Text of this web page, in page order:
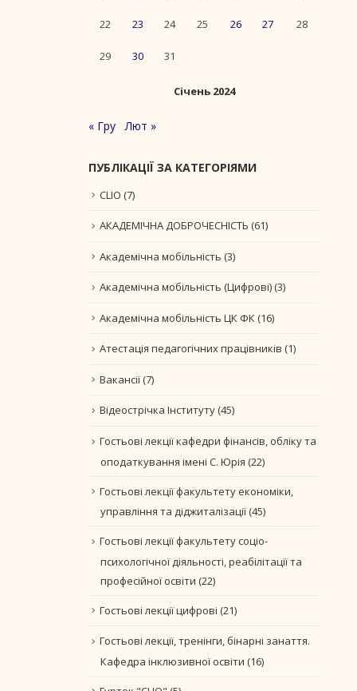
Січень 2024
22 23 24 25 26 27 28
29 30 31
« Гру Лют »
ПУБЛІКАЦІЇ ЗА КАТЕГОРІЯМИ
CLIO (7)
АКАДЕМІЧНА ДОБРОЧЕСНІСТЬ (61)
Академічна мобільність (3)
Академічна мобільність (Цифрові)(3)
Академічна мобільність ЦК ФК(16)
Атестація педагогічних працівників (1)
Вакансії(7)
Відеострічка Інституту(45)
Гостьові лекції кафедри фінансів, обліку та
оподаткування імені С. Юрія (22)
Гостьові лекції факультету економіки,
управління та діджиталізації(45)
Гостьові лекції факультету соціо-
психологічної діяльності, реабілітації та
професійної освіти (22)
Гостьові лекції цифрові (21)
Гостьові лекції, тренінги, бінарні занаття.
Кафедра інклюзивної освіти (16)